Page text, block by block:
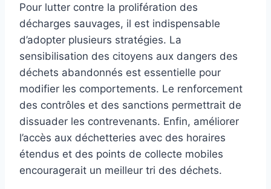
Pour lutter contre la prolifération des
décharges sauvages, il est indispensable
d’adopter plusieurs stratégies. La
sensibilisation des citoyens aux dangers des
déchets abandonnés est essentielle pour
modifier les comportements. Le renforcement
des contrôles et des sanctions permettrait de
dissuader les contrevenants. Enfin, améliorer
l’accès aux déchetteries avec des horaires
étendus et des points de collecte mobiles
encouragerait un meilleur tri des déchets.